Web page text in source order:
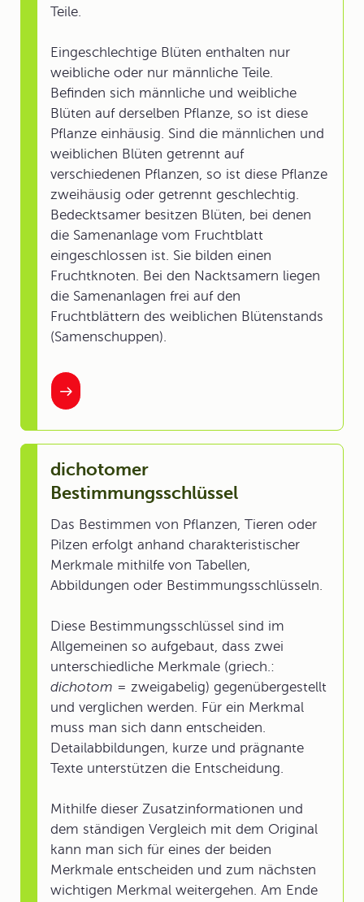
Teile.
Eingeschlechtige Blüten enthalten nur
weibliche oder nur männliche Teile.
Befinden sich männliche und weibliche
Blüten auf derselben Pflanze, so ist diese
Pflanze einhäusig. Sind die männlichen und
weiblichen Blüten getrennt auf
verschiedenen Pflanzen, so ist diese Pflanze
zweihäusig oder getrennt geschlechtig.
Bedecktsamer besitzen Blüten, bei denen
die Samenanlage vom Fruchtblatt
eingeschlossen ist. Sie bilden einen
Fruchtknoten. Bei den Nacktsamern liegen
die Samenanlagen frei auf den
Fruchtblättern des weiblichen Blütenstands
(Samenschuppen).
dichotomer
Bestimmungsschlüssel
Das Bestimmen von Pflanzen, Tieren oder
Pilzen erfolgt anhand charakteristischer
Merkmale mithilfe von Tabellen,
Abbildungen oder Bestimmungsschlüsseln.
Diese Bestimmungsschlüssel sind im
Allgemeinen so aufgebaut, dass zwei
unterschiedliche Merkmale (griech.:
dichotom = zweigabelig) gegenübergestellt
und verglichen werden. Für ein Merkmal
muss man sich dann entscheiden.
Detailabbildungen, kurze und prägnante
Texte unterstützen die Entscheidung.
Mithilfe dieser Zusatzinformationen und
dem ständigen Vergleich mit dem Original
kann man sich für eines der beiden
Merkmale entscheiden und zum nächsten
wichtigen Merkmal weitergehen. Am Ende